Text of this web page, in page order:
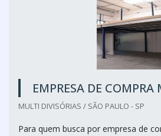
EMPRESA DE
MULTI DIVISÓRIAS / SÃO PAULO - SP
Para quem busca por empresa de